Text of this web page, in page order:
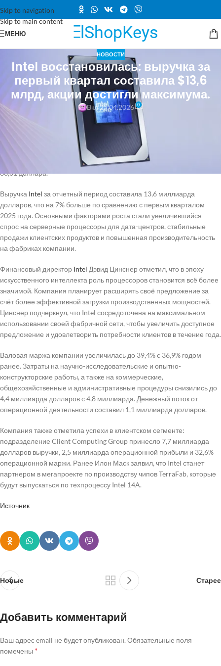
Skip to navigation
Skip to main content
МЕНЮ
НОВОСТИ
Intel восстановилась: выручка за
первый квартал составила $13,6
млрд, акции достигли максимума.
Вкл 25.04.2026 0
Intel представила финансовый отчет за первый квартал, который
превзошел ожидания аналитиков. Компания смогла превысить свой
прогноз на 1,4 миллиарда долларов, что сразу же отразилось на
стоимости акций: после завершения основной торговой сессии
акции Intel выросли на 28% и достигли исторического рекорда в
80,01 доллара.
Выручка Intel за отчетный период составила 13,6 миллиарда
долларов, что на 7% больше по сравнению с первым кварталом
2025 года. Основными факторами роста стали увеличившийся
спрос на серверные процессоры для дата-центров, стабильные
продажи клиентских продуктов и повышенная производительность
на фабриках компании.
Финансовый директор Intel Дэвид Цинснер отметил, что в эпоху
искусственного интеллекта роль процессоров становится всё более
значимой. Компания планирует расширять своё предложение за
счёт более эффективной загрузки производственных мощностей.
Цинснер подчеркнул, что Intel сосредоточена на максимальном
использовании своей фабричной сети, чтобы увеличить доступное
предложение и удовлетворить потребности клиентов в течение года.
Валовая маржа компании увеличилась до 39,4% с 36,9% годом
ранее. Затраты на научно-исследовательские и опытно-
конструкторские работы, а также на коммерческие,
общехозяйственные и административные процедуры снизились до
4,4 миллиарда долларов с 4,8 миллиарда. Денежный поток от
операционной деятельности составил 1,1 миллиарда долларов.
Компания также отметила успехи в клиентском сегменте:
подразделение Client Computing Group принесло 7,7 миллиарда
долларов выручки, 2,5 миллиарда операционной прибыли и 32,6%
операционной маржи. Ранее Илон Маск заявил, что Intel станет
партнером в мегапроекте по производству чипов TerraFab, которые
будут выпускаться по техпроцессу Intel 14A.
Источник
Новые Старее
Добавить комментарий
Ваш адрес email не будет опубликован. Обязательные поля
помечены *